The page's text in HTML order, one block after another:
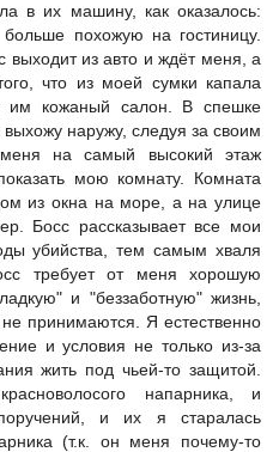
в их машину, как оказалось:
похожую на гостиницу.
выходит из авто и ждёт меня, а
что из моей сумки капала
им кожаный салон. В спешке
наружу, следуя за своим
на самый высокий этаж
мою комнату. Комната
из окна на море, а на улице
Босс рассказывает все мои
убийства, тем самым хваля
требует от меня хорошую
и "беззаботную" жизнь,
не принимаются. Я естественно
и условия не только из-за
жить под чьей-то защитой.
напарника, и
и их я старалась
(т.к. он меня почему-то